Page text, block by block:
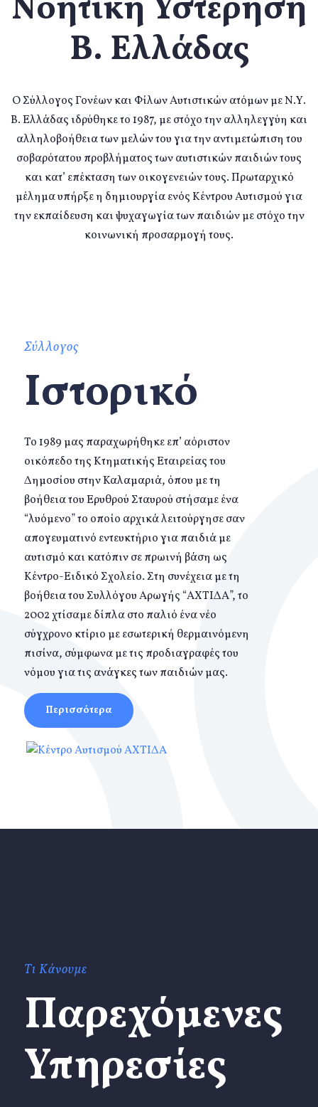
Νοητική Υστέρηση
Β. Ελλάδας
Ο Σύλλογος Γονέων και Φίλων Αυτιστικών ατόμων με Ν.Υ.
Β. Ελλάδας ιδρύθηκε το 1987, με στόχο την αλληλεγγύη και
αλληλοβοήθεια των μελών του για την αντιμετώπιση του
σοβαρότατου προβλήματος των αυτιστικών παιδιών τους
και κατ’ επέκταση των οικογενειών τους. Πρωταρχικό
μέλημα υπήρξε η δημιουργία ενός Κέντρου Αυτισμού για
την εκπαίδευση και ψυχαγωγία των παιδιών με στόχο την
κοινωνική προσαρμογή τους.
Σύλλογος
Ιστορικό
Το 1989 μας παραχωρήθηκε επ’ αόριστον
οικόπεδο της Κτηματικής Εταιρείας του
Δημοσίου στην Καλαμαριά, όπου με τη
βοήθεια του Ερυθρού Σταυρού στήσαμε ένα
“λυόμενο” το οποίο αρχικά λειτούργησε σαν
απογευματινό εντευκτήριο για παιδιά με
αυτισμό και κατόπιν σε πρωινή βάση ως
Κέντρο-Ειδικό Σχολείο. Στη συνέχεια με τη
βοήθεια του Συλλόγου Αρωγής “ΑΧΤΙΔΑ”, το
2002 χτίσαμε δίπλα στο παλιό ένα νέο
σύγχρονο κτίριο με εσωτερική θερμαινόμενη
πισίνα, σύμφωνα με τις προδιαγραφές του
νόμου για τις ανάγκες των παιδιών μας.
Περισσότερα
Τι Κάνουμε
Παρεχόμενες
Υπηρεσίες